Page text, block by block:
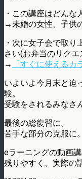
・この講座はどんな
→未婚の女性、子供
・次に女子会で取
さい(お弁当のリクエ
→
「すぐに使えるカ
いよいよ今月末と迫
験。
受験をされるみなさ
最後の総復習に。
苦手な部分の克服に。
eラーニングの動画
残りやすく、実際の